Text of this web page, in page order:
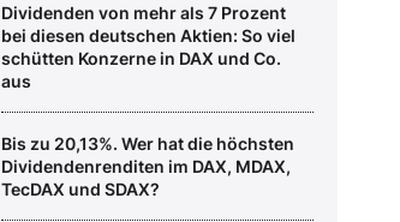
Dividenden von mehr als 7 Prozent
bei diesen deutschen Aktien: So viel
schütten Konzerne in DAX und Co.
aus
Bis zu 20,13%. Wer hat die höchsten
Dividendenrenditen im DAX, MDAX,
TecDAX und SDAX?